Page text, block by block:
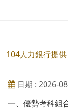
104人力銀行提
日期 : 2026-
一、優勢考科組